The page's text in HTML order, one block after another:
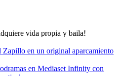
vida propia y baila!
en un original aparcamiento
en Mediaset Infinity con